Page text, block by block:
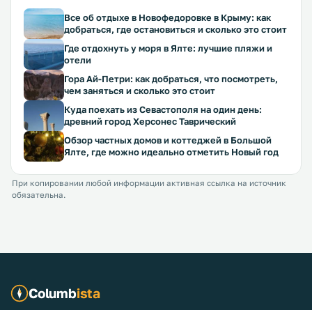
Все об отдыхе в Новофедоровке в Крыму: как
добраться, где остановиться и сколько это стоит
Где отдохнуть у моря в Ялте: лучшие пляжи и
отели
Гора Ай-Петри: как добраться, что посмотреть,
чем заняться и сколько это стоит
Куда поехать из Севастополя на один день:
древний город Херсонес Таврический
Обзор частных домов и коттеджей в Большой
Ялте, где можно идеально отметить Новый год
При копировании любой информации активная ссылка на источник
обязательна.
Columbista